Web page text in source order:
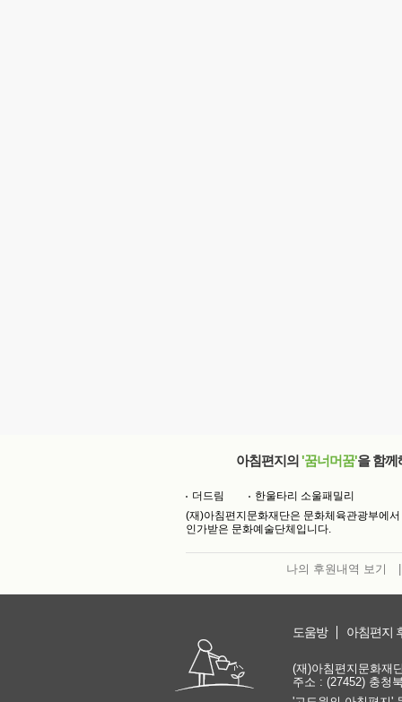
아침편지의 '꿈너머꿈'을 함께
더드림
한울타리 소울패밀리
(재)아침편지문화재단은 문화체육관광부에서
인가받은 문화예술단체입니다.
나의 후원내역 보기
도움방 아침편지
(재)아침편지문화재
주소 : (27452) 충청